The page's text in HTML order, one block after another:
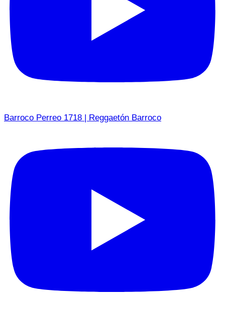
Barroco Perreo 1718 | Reggaetón Barroco